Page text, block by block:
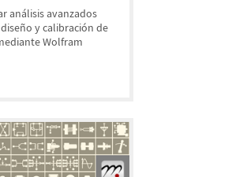
análisis avanzados
y calibración de
Wolfram